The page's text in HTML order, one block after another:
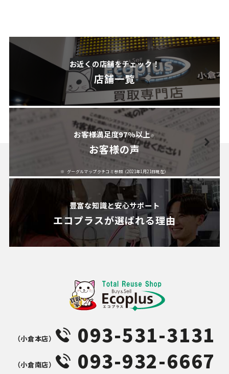
お近くの店舗をチェック！
店舗一覧
お客様満足度97%以上※
お客様の声
グーグルマップクチコミ参照（2021年1月21日現在）
豊富な知識と安心サポート
エコプラスが選ばれる理由
（⼩倉本店） 093-531-3131
（⼩倉南店） 093-932-6667